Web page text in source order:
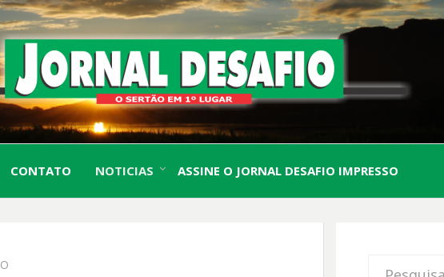
JORNAL
DESAFIO
O Sertão em 1º Lugar
CONTATO NOTICIAS ASSINE O JORNAL DESAFIO IMPRESSO
Procurar